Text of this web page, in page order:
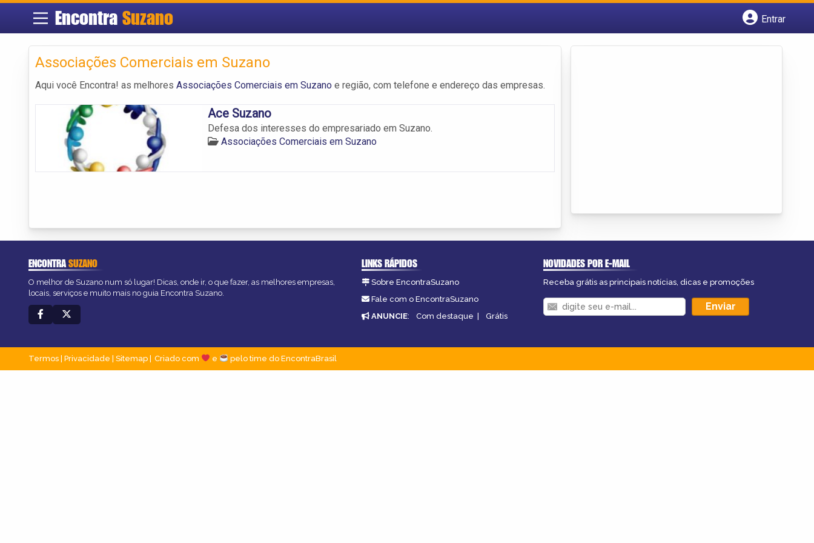
Encontra Suzano
Entrar
Associações Comerciais em Suzano
Aqui você Encontra! as melhores Associações Comerciais em Suzano e região, com telefone e endereço das empresas.
Ace Suzano
Defesa dos interesses do empresariado em Suzano.
Associações Comerciais em Suzano
ENCONTRASUZANO
O melhor de Suzano num só lugar! Dicas, onde ir, o que fazer, as melhores empresas,
locais, serviços e muito mais no guia Encontra Suzano.
LINKS RÁPIDOS
Sobre EncontraSuzano
Fale com o EncontraSuzano
ANUNCIE: Com destaque | Grátis
NOVIDADES POR E-MAIL
Receba grátis as principais notícias, dicas e promoções
Termos Privacidade Sitemap Criado com e pelo time do EncontraBrasil